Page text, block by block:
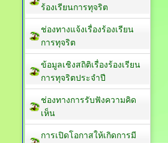
ร้องเรียนการทุจริต
ช่องทางแจ้งเรื่องร้องเรียน
การทุจริต
ข้อมูลเชิงสถิติเรื่องร้องเรียน
การทุจริตประจำปี
ช่องทางการรับฟังความคิด
เห็น
การเปิดโอกาสให้เกิดการมี